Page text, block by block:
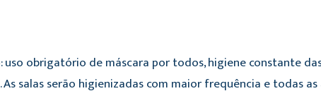
obrigatório de máscara por todos, higiene constante
salas serão higienizadas com maior frequência e todas